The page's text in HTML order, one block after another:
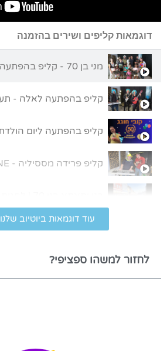
דוגמאות קליפים ושירים בהזמנה
מני בן 70 - קליפ בהפתעה ליום הולדת 70 מכל המשפחה
קליפ בהפתעה לאלה -
קליפ בהפתעה ליום הולדת 50 לקובי - אללה
קליפ פרידה מססיליה - KONE ישראל
קליפ במתנה ליום הולדת 80 של סבא
קליפ בהפתעה לבר מצווה
עוד דוגמאות ביוטיוב
לחזור למשהו ספציפי?